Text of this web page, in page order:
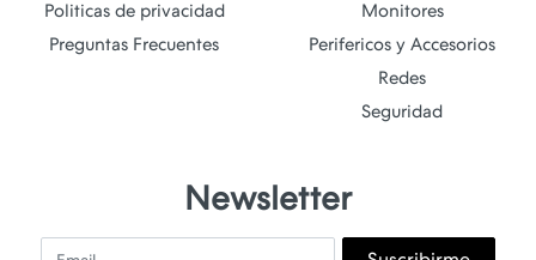
Politicas de privacidad
Preguntas Frecuentes
Monitores
Perifericos y Accesorios
Redes
Seguridad
Newsletter
Email